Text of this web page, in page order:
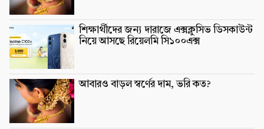
শিক্ষার্থীদের জন্য দারাজে এক্সক্লুসিভ ডিসকাউন্ট
নিয়ে আসছে রিয়েলমি সি১০০এক্স
আবারও বাড়ল স্বর্ণের দাম, ভরি কত?